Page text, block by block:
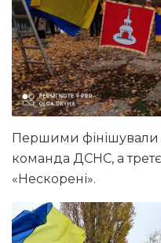
Першими фінішували
команда ДСНС, а
«Нескорені».